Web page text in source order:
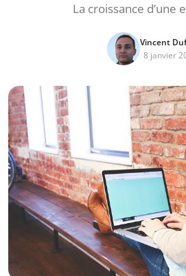
La croissance d’une
Vincent
8 janvier